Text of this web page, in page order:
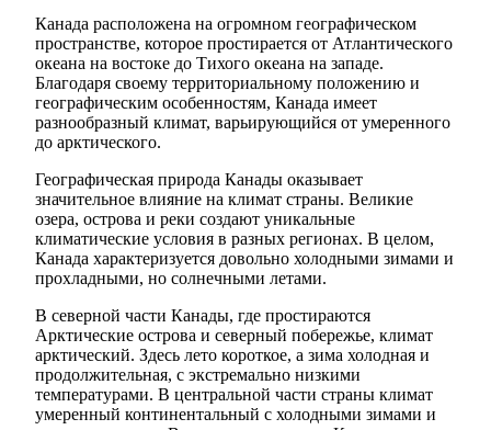
Канада расположена на огромном географическом
пространстве, которое простирается от Атлантического
океана на востоке до Тихого океана на западе.
Благодаря своему территориальному положению и
географическим особенностям, Канада имеет
разнообразный климат, варьирующийся от умеренного
до арктического.
Географическая природа Канады оказывает
значительное влияние на климат страны. Великие
озера, острова и реки создают уникальные
климатические условия в разных регионах. В целом,
Канада характеризуется довольно холодными зимами и
прохладными, но солнечными летами.
В северной части Канады, где простираются
Арктические острова и северный побережье, климат
арктический. Здесь лето короткое, а зима холодная и
продолжительная, с экстремально низкими
температурами. В центральной части страны климат
умеренный континентальный с холодными зимами и